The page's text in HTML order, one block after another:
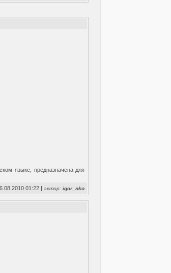
языке, предназначена для
01:22 |автор:igor_nko